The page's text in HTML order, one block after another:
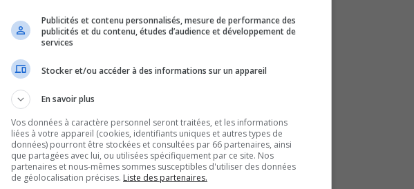
Val-d’Or, une petite
grand.
déploie les efforts pour démontrer la viabilité
d’exploration minière fore présentement 25
Publicités et contenu personnalisés, mesure de performance des
publicités et du contenu, études d’audience et développement de
services
Stocker et/ou accéder à des informations sur un appareil
En savoir plus
Vos données à caractère personnel seront traitées, et les informations
liées à votre appareil (cookies, identifiants uniques et autres types de
données) pourront être stockées et consultées par 66 partenaires, ainsi
que partagées avec lui, ou utilisées spécifiquement par ce site. Nos
partenaires et nous-mêmes sommes susceptibles d'utiliser des données
de géolocalisation précises. Liste des partenaires.